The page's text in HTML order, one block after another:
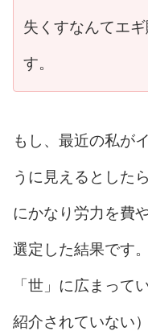
失くすなんてエ
す。
もし、最近の私が
うに見えるとした
にかなり労力を費
選定した結果です
「世」に広まって
紹介されていない